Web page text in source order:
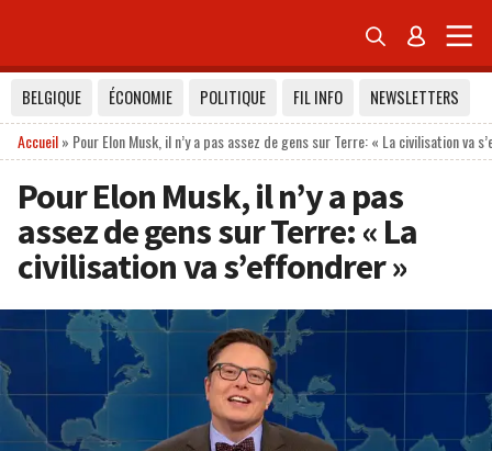
 
BELGIQUE ÉCONOMIE POLITIQUE FIL INFO
NEWSLETTERS
Accueil» Pour Elon Musk, il n’y a pas assez de gens sur Terre: « La civilisation va
Pour Elon Musk, il n’y a pas
assez de gens sur Terre: « La
civilisation va s’effondrer »